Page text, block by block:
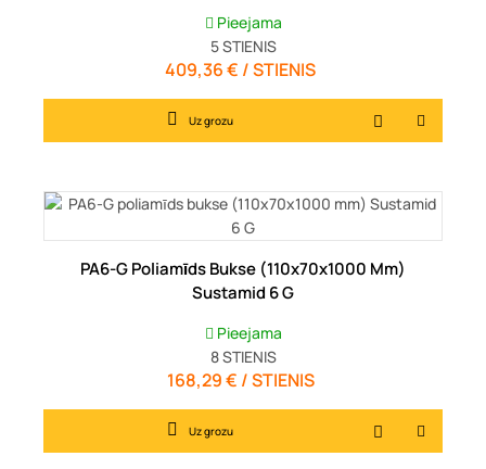
Pieejama
5STIENIS
Cena
409,36 € / STIENIS
Uz grozu
PA6-G Poliamīds Bukse (110x70x1000 Mm)
Sustamid 6 G
Pieejama
8STIENIS
Cena
168,29 € / STIENIS
Uz grozu